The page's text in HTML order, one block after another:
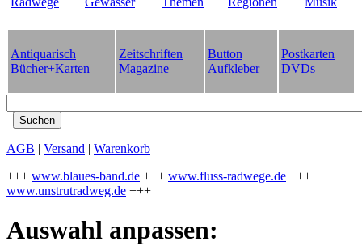
Antiquarisch
Bücher+Karten
Zeitschriften
Magazine
Button
Aufkleber
Postkarten
DVDs
AGB | Versand | Warenkorb
+++ www.blaues-band.de +++ www.fluss-radwege.de +++
www.unstrutradweg.de +++
Auswahl anpassen: